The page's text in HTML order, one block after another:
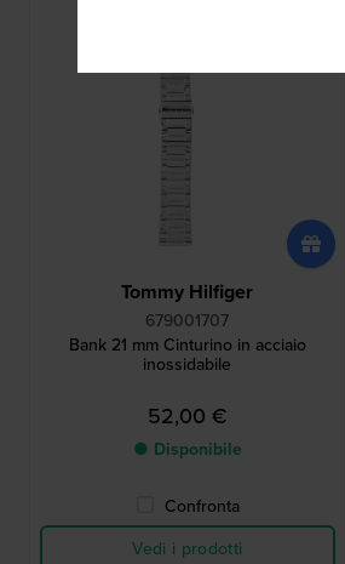
Tommy Hilfiger
679001707
Bank 21 mm Cinturino in acciaio
inossidabile
52,00 €
● Disponibile
Confronta
Vedi i prodotti